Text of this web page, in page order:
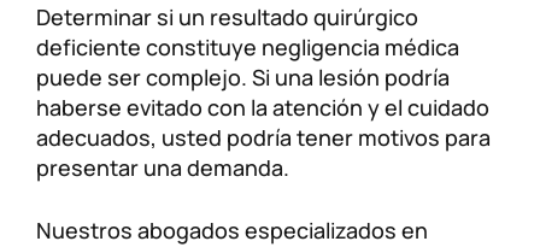
Determinar si un resultado quirúrgico
deficiente constituye negligencia médica
puede ser complejo. Si una lesión podría
haberse evitado con la atención y el cuidado
adecuados, usted podría tener motivos para
presentar una demanda.
Nuestros abogados especializados en